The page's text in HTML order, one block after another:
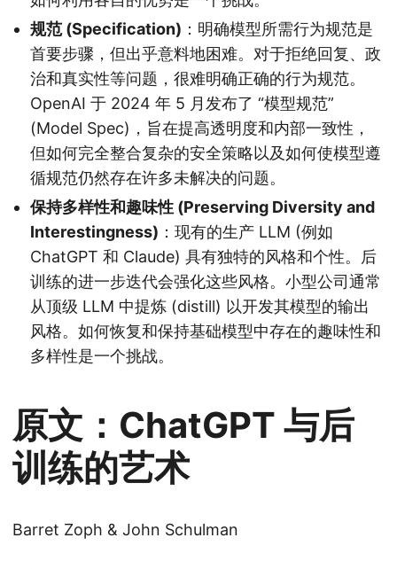
规范 (Specification) ：明确模型所需行为规范是
首要步骤，但出乎意料地困难。对于拒绝回复、政
治和真实性等问题，很难明确正确的行为规范。
OpenAI 于 2024 年 5 月发布了 “模型规范”
(Model Spec)，旨在提高透明度和内部一致性，
但如何完全整合复杂的安全策略以及如何使模型遵
循规范仍然存在许多未解决的问题。
保持多样性和趣味性 (Preserving Diversity and
Interestingness) ：现有的生产 LLM (例如
ChatGPT 和 Claude) 具有独特的风格和个性。后
训练的进一步迭代会强化这些风格。小型公司通常
从顶级 LLM 中提炼 (distill) 以开发其模型的输出
风格。如何恢复和保持基础模型中存在的趣味性和
多样性是一个挑战。
原文：ChatGPT 与后
训练的艺术
Barret Zoph & John Schulman